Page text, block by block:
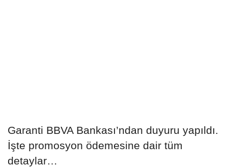
Garanti BBVA Bankası’ndan duyuru yapıldı.
İşte promosyon ödemesine dair tüm
detaylar…